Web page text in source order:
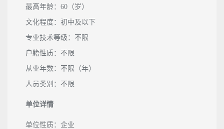
最高年龄：60（岁）
文化程度：初中及以下
专业技术等级：不限
户籍性质：不限
从业年数：不限（年）
人员类别：不限
单位详情
单位性质：企业